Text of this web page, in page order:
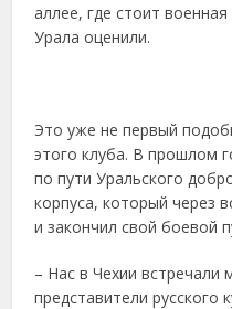
аллее, где стоит
Урала оценили.
Это уже не первый
этого клуба. В прошлом
по пути Уральского
корпуса, который через
и закончил свой боевой
– Нас в Чехии встречали
представители русского